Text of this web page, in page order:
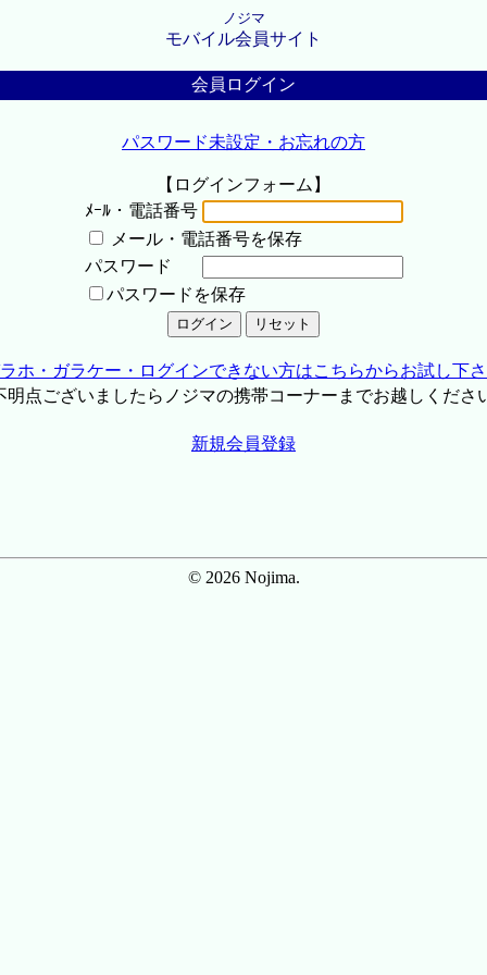
ノジマ
モバイル会員サイト
会員ログイン
パスワード未設定・お忘れの方
【ログインフォーム】
ﾒｰﾙ・電話番号
メール・電話番号を保存
パスワード
パスワードを保存
ホ・ガラケー・ログインできない方はこちらからお試し下
点ございましたらノジマの携帯コーナーまでお越しくださ
新規会員登録
© 2026 Nojima.